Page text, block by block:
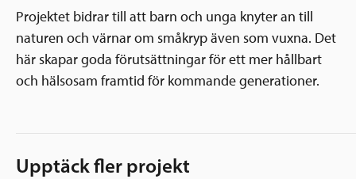
Projektet bidrar till att barn och unga knyter an till
naturen och värnar om småkryp även som vuxna. Det
här skapar goda förutsättningar för ett mer hållbart
och hälsosam framtid för kommande generationer.
Upptäck fler projekt